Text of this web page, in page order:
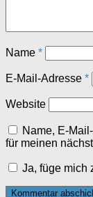
Name *
E-Mail-Adresse *
Website
Name, E-
für meinen
Ja, füge mich